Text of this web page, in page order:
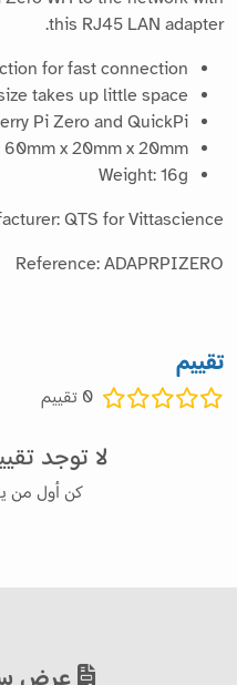
this RJ45 LAN adapter.
for fast connection
takes up little space
Pi Zero and QuickPi
x 20mm x 20mm
Weight: 16g
QTS for Vittascience
Reference: ADAPRPIZERO
تقييم
0 تقييم
لا توجد
كن أول من
عرض